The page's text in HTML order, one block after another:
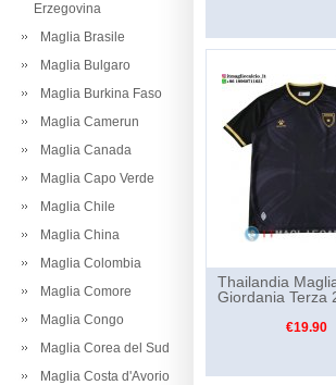
Erzegovina
Maglia Brasile
Maglia Bulgaro
Maglia Burkina Faso
Maglia Camerun
Maglia Canada
Maglia Capo Verde
Maglia Chile
Maglia China
Maglia Colombia
Maglia Comore
Maglia Congo
Maglia Corea del Sud
Maglia Costa d'Avorio
Thailandia
Giordania Terza
€19.90